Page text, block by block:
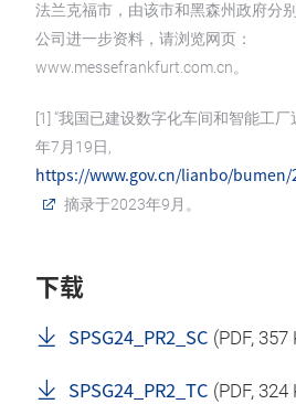
法兰克福市，由该市和黑森州政府分
公司进一步资料，请浏览网页：
www.messefrankfurt.com.cn。
[1] “我国已建设数字化车间和智能工
年7月19日,
https://www.gov.cn/lianbo/
摘录于2023年9月。
下载
SPSG24_PR2_SC (PDF, 357
SPSG24_PR2_TC (PDF, 324